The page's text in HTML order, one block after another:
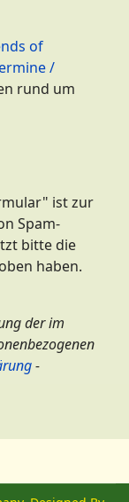
of
/
rund um
ist zur
Spam-
bitte die
haben.
der im
-